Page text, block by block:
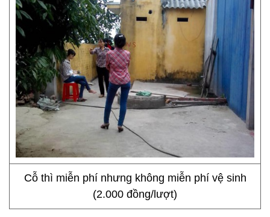
Cỗ thì miễn phí nhưng không miễn phí vệ sinh
(2.000 đồng/lượt)